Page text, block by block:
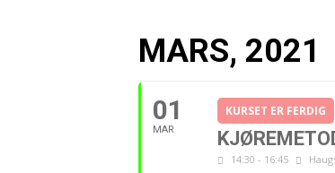
MARS, 2021
01
MAR
KURSET ER FERDIG
14:30 - 16:45